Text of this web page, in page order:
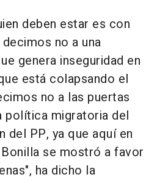
deben estar es con
no a una
genera inseguridad en
está colapsando el
no a las puertas
política migratoria del
del PP, ya que aquí en
se mostró a favor
ha dicho la